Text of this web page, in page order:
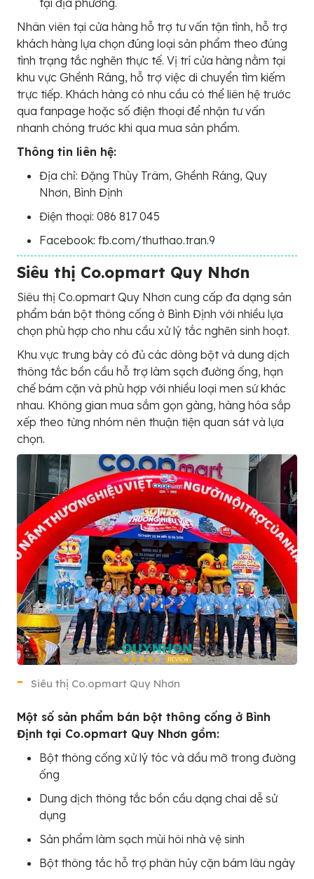
tại địa phương.
Nhân viên tại cửa hàng hỗ trợ tư vấn tận tình, hỗ trợ
khách hàng lựa chọn đúng loại sản phẩm theo đúng
tình trạng tắc nghẽn thực tế. Vị trí cửa hàng nằm tại
khu vực Ghềnh Ráng, hỗ trợ việc di chuyển tìm kiếm
trực tiếp. Khách hàng có nhu cầu có thể liên hệ trước
qua fanpage hoặc số điện thoại để nhận tư vấn
nhanh chóng trước khi qua mua sản phẩm.
Thông tin liên hệ:
Địa chỉ: Đặng Thùy Trâm, Ghềnh Ráng, Quy
Nhơn, Bình Định
Điện thoại: 086 817 045
Facebook: fb.com/thuthao.tran.9
Siêu thị Co.opmart Quy Nhơn
Siêu thị Co.opmart Quy Nhơn cung cấp đa dạng sản
phẩm bán bột thông cống ở Bình Định với nhiều lựa
chọn phù hợp cho nhu cầu xử lý tắc nghẽn sinh hoạt.
Khu vực trưng bày có đủ các dòng bột và dung dịch
thông tắc bồn cầu hỗ trợ làm sạch đường ống, hạn
chế bám cặn và phù hợp với nhiều loại men sứ khác
nhau. Không gian mua sắm gọn gàng, hàng hóa sắp
xếp theo từng nhóm nên thuận tiện quan sát và lựa
chọn.
Siêu thị Co.opmart Quy Nhơn
Một số sản phẩm bán bột thông cống ở Bình
Định tại Co.opmart Quy Nhơn gồm:
Bột thông cống xử lý tóc và dầu mỡ trong đường
ống
Dung dịch thông tắc bồn cầu dạng chai dễ sử
dụng
Sản phẩm làm sạch mùi hôi nhà vệ sinh
Bột thông tắc hỗ trợ phân hủy cặn bám lâu ngày